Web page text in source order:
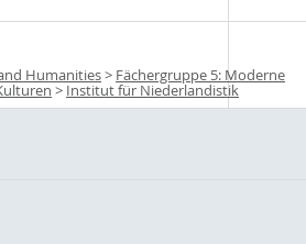
Humanities> Fächergruppe 5: Moderne
> Institut für Niederlandistik